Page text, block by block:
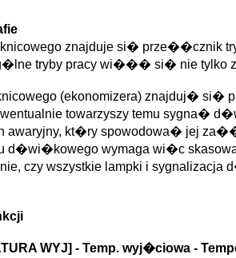
znajduje si� prze��cznik
tryby pracy wi��� si� nie tylko z
(ekonomizera) znajduj� si�
towarzyszy temu
kt�ry spowodowa� jej
wymaga wi�c
czy wszystkie lampki i
WYJ] - Temp. wyj�ciowa -